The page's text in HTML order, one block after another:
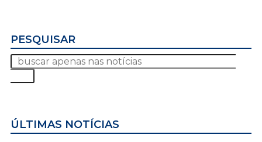
PESQUISAR
ÚLTIMAS NOTÍCIAS